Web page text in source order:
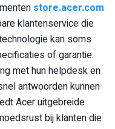
store.acer.com
klantenservice die
kan soms
of garantie.
met hun helpdesk en
antwoorden kunnen
Acer uitgebreide
bij klanten die